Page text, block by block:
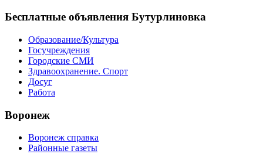
Бесплатные объявления Бутурлиновка
Образование/Культура
Госучреждения
Городские СМИ
Здравоохранение. Спорт
Досуг
Работа
Воронеж
Воронеж справка
Районные газеты